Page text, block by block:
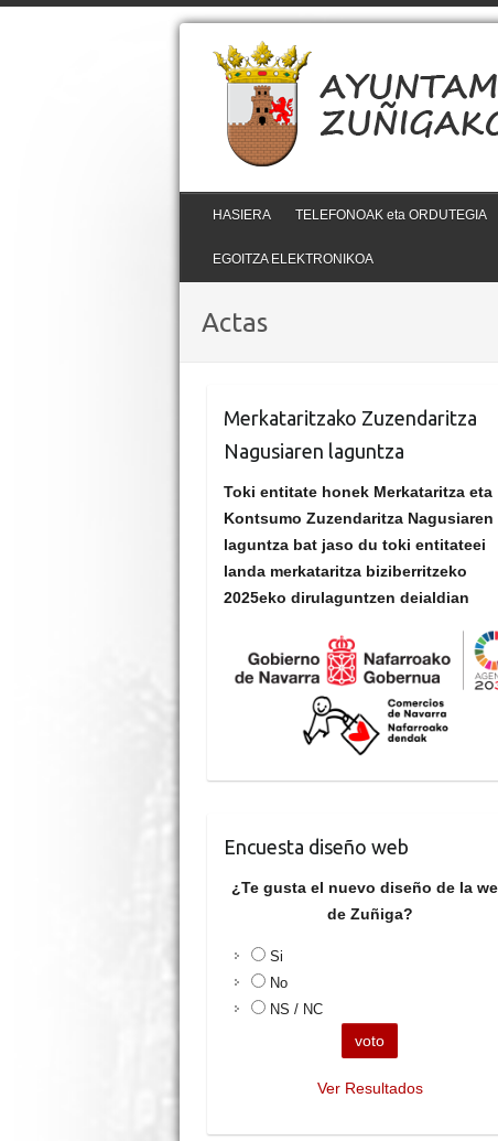
HASIERA TELEFONOAK eta ORDUTEGIA
EGOITZA ELEKTRONIKOA
Actas
Merkataritzako Zuzendaritza
Nagusiaren laguntza
Toki entitate honek Merkataritza eta
Kontsumo Zuzendaritza Nagusiaren
laguntza bat jaso du toki entitateei
landa merkataritza biziberritzeko
2025eko dirulaguntzen deialdian
Encuesta diseño web
¿Te gusta el nuevo diseño de la
de Zuñiga?
Si
No
NS / NC
Ver Resultados